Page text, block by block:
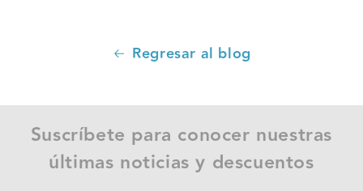
Regresar al blog
Suscríbete para conocer nuestras
últimas noticias y descuentos